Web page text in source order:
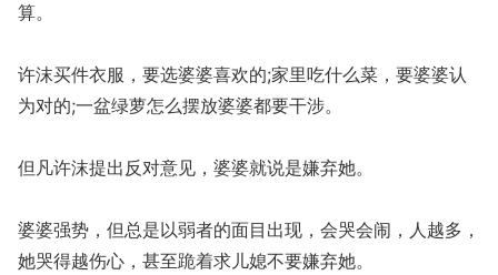
算。
许沫买件衣服，要选婆婆喜欢的;家里吃什么菜，要婆婆认
为对的;一盆绿萝怎么摆放婆婆都要干涉。
但凡许沫提出反对意见，婆婆就说是嫌弃她。
婆婆强势，但总是以弱者的面目出现，会哭会闹，人越多，
她哭得越伤心，甚至跪着求儿媳不要嫌弃她。